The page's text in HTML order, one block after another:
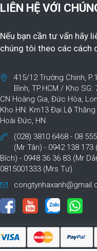
LIÊN HỆ VỚI
Nếu bạn cần tư vấn hãy
chúng tôi theo các cách
415/12 Trường Chinh,
Bình, TP.HCM / Kho SG:
CN Hoàng Gia, Đức Hòa,
Kho HN: Km13 Đại Lộ
Hoài Đức, HN
(028) 3810 6468 - 08
(Mr Tân) - 0942 138 173
Bích) - 0948 36 36 83 (Mr
0815001333 (Mrs Tư)